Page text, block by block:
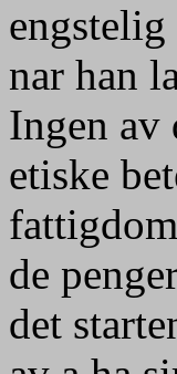
nar han
Ingen av
etiske
de
det